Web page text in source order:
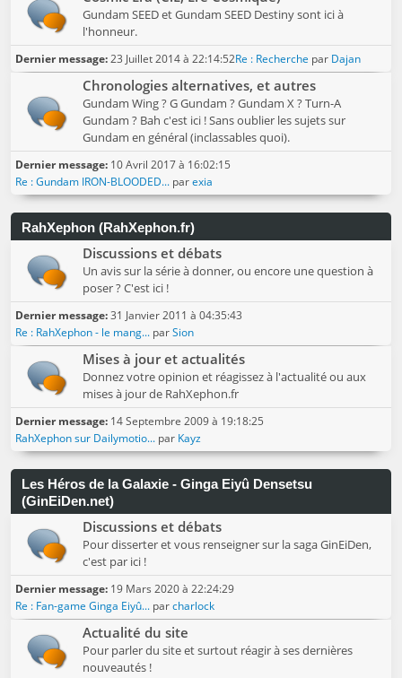
Gundam SEED et Gundam SEED Destiny sont ici à
l'honneur.
Dernier message:23 Juillet 2014 à 22:14:52Re : Recherche par Dajan
Chronologies alternatives, et autres
Gundam Wing ? G Gundam ? Gundam X ? Turn-A
Gundam ? Bah c'est ici ! Sans oublier les sujets sur
Gundam en général (inclassables quoi).
Dernier message: 10 Avril 2017 à 16:02:15
Re : Gundam IRON-BLOODED... parexia
RahXephon (RahXephon.fr)
Discussions et débats
Un avis sur la série à donner, ou encore une question à
poser ? C'est ici !
Dernier message:31 Janvier 2011 à 04:35:43
Re : RahXephon - le mang... parSion
Mises à jour et actualités
Donnez votre opinion et réagissez à l'actualité ou aux
mises à jour de RahXephon.fr
Dernier message: 14 Septembre 2009 à 19:18:25
RahXephon sur Dailymotio... par Kayz
Les Héros de la Galaxie - Ginga Eiyû Densetsu
(GinEiDen.net)
Discussions et débats
Pour disserter et vous renseigner sur la saga GinEiDen,
c'est par ici !
Dernier message: 19 Mars 2020 à 22:24:29
Re : Fan-game Ginga Eiyû... parcharlock
Actualité du site
Pour parler du site et surtout réagir à ses dernières
nouveautés !